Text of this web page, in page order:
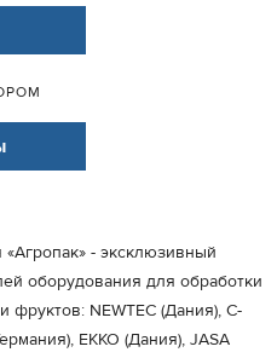
- эксклюзивный
оборудования для обработки
NEWTEC (Дания), C-
EKKO (Дания), JASA